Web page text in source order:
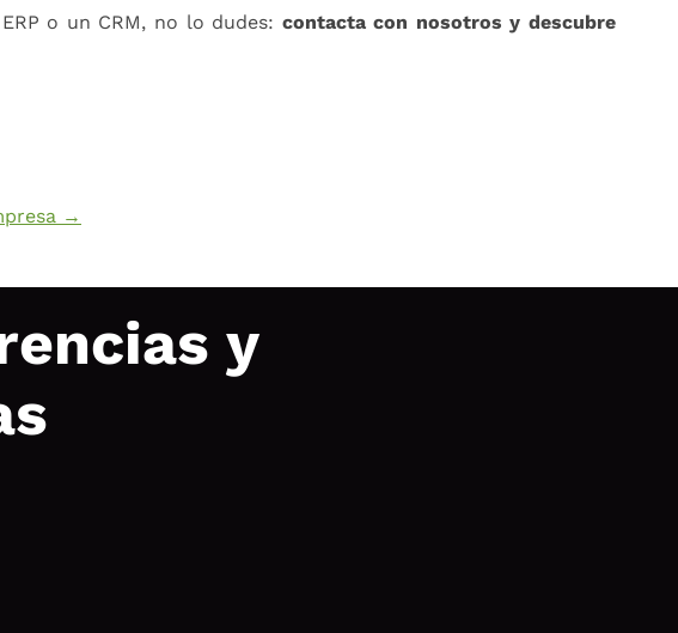
y
o un CRM, no lo dudes: contacta con nosotros y descubre
→